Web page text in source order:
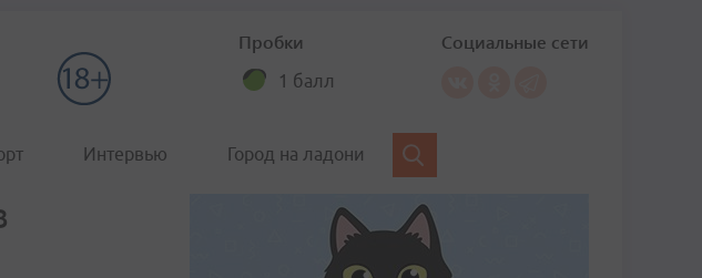
Пробки
1 балл
Социальные сети
Интервью Город на ладони